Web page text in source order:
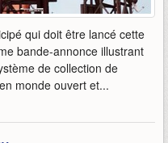
qui doit être lancé cette
bande-annonce illustrant
de collection de
monde ouvert et...